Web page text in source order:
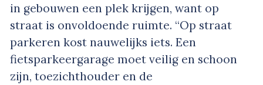
in gebouwen een plek krijgen, want op
straat is onvoldoende ruimte. “Op straat
parkeren kost nauwelijks iets. Een
fietsparkeergarage moet veilig en schoon
zijn, toezichthouder en de